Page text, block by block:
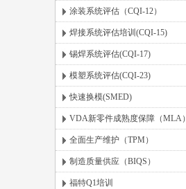
涂装系统评估（CQI-12）
焊接系统评估培训(CQI-15)
锡焊系统评估(CQI-17)
模塑系统评估(CQI-23)
快速换模(SMED)
VDA新零件成熟度保障（MLA）
全面生产维护（TPM）
制造质量供应（BIQS）
福特Q1培训